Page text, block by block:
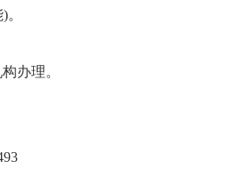
办理。